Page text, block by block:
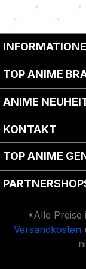
TOP ANIME
ANIME
KONTAKT
TOP ANIME
*Alle Preise
Versandkosten